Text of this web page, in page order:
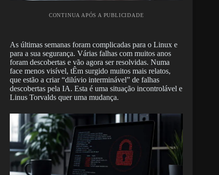
CONTINUA APÓS A PUBLICIDADE
As últimas semanas foram complicadas para o Linux e
para a sua segurança. Várias falhas com muitos anos
foram descobertas e vão agora ser resolvidas. Numa
face menos visível, tÊm surgido muitos mais relatos,
que estão a criar “dilúvio interminável” de falhas
descobertas pela IA. Esta é uma situação incontrolável e
Linus Torvalds quer uma mudança.